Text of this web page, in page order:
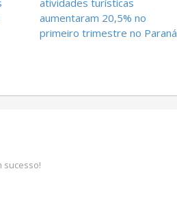
atividades turísticas
aumentaram 20,5% no
primeiro trimestre no Paraná
sucesso!